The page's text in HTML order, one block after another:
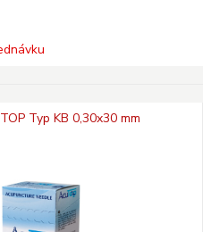
Typ KB 0,30x30 mm